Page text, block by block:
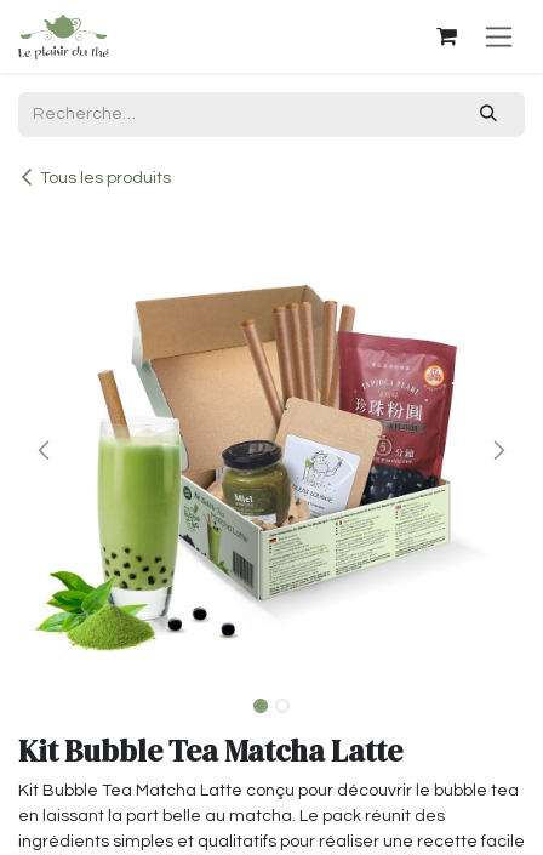
Se rendre au contenu
Tous les produits
Kit Bubble Tea Matcha Latte
Kit Bubble Tea Matcha Latte conçu pour découvrir le bubble tea
en laissant la part belle au matcha. Le pack réunit des
ingrédients simples et qualitatifs pour réaliser une recette facile